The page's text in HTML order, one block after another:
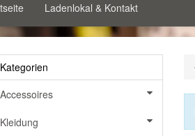
Ladenlokal & Kontakt
Kategorien
Accessoires
Kleidung